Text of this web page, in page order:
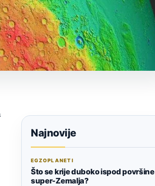
Najnovije
EGZOPLANETI
Što se krije duboko ispod površine
super-Zemalja?